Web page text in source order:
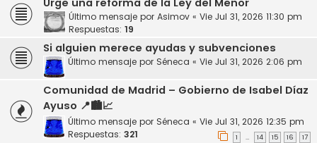
Último mensaje por Asimov « Vie Jul 31, 2026 11:30 pm
Respuestas: 19
Si alguien merece ayudas y subvenciones
Último mensaje por Séneca « Vie Jul 31, 2026 2:06 pm
Comunidad de Madrid – Gobierno de Isabel Díaz
Ayuso 📍🏙️📈
Último mensaje por Séneca « Vie Jul 31, 2026 12:35 pm
Respuestas: 321 1 … 14 15 16 17